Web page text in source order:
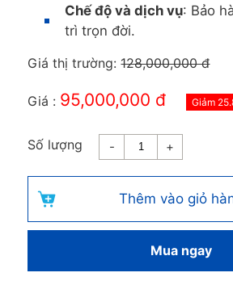
Chế độ và dịch vụ: Bảo
trì trọn đời.
Giá thị trường:128,000,000 đ
Giá : 95,000,000 đ Giảm
Số lượng - +
Thêm vào giỏ
Mua ngay